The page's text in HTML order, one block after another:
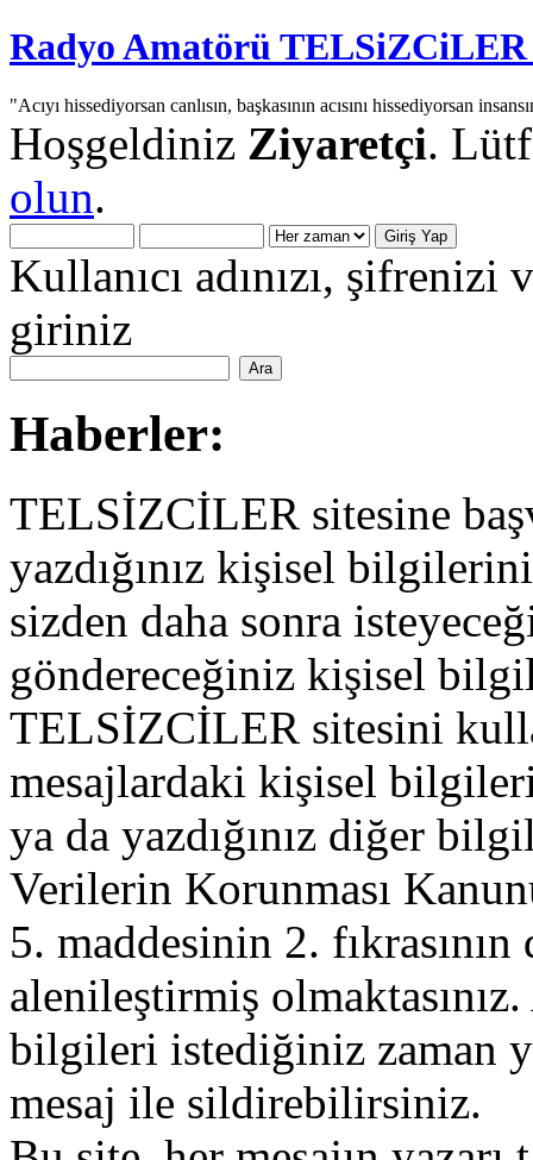
Radyo Amatörü
"Acıyı hissediyorsan canlısın, başkasının acısını hissediyorsan
Hoşgeldiniz Ziyaretçi.
olun.
Kullanıcı adınızı,
giriniz
Haberler:
TELSİZCİLER sitesine
yazdığınız kişisel
sizden daha sonra
göndereceğiniz kişisel
TELSİZCİLER sitesini
mesajlardaki kişisel
ya da yazdığınız diğer
Verilerin Korunması
5. maddesinin 2.
alenileştirmiş
bilgileri istediğiniz zaman
mesaj ile sildirebilirsiniz.